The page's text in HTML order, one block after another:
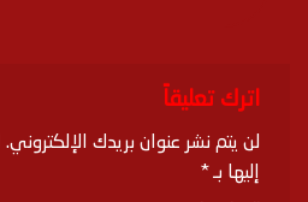
اترك تعليقاً
لن يتم نشر عنوان بريدك الإلكتروني.
إليها بـ*